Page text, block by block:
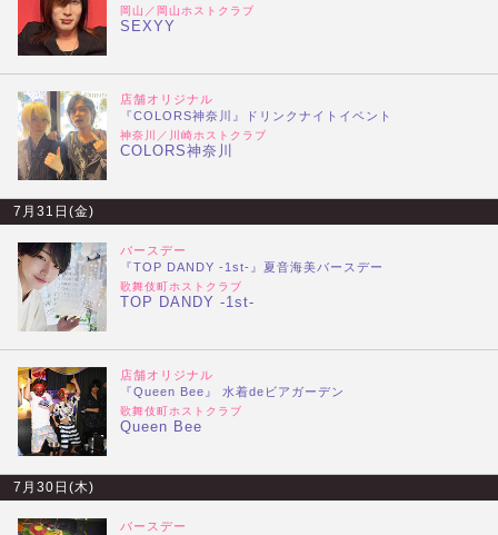
岡山／岡山ホストクラブ
SEXYY
店舗オリジナル
『COLORS神奈川』ドリンクナイトイベント
神奈川／川崎ホストクラブ
COLORS神奈川
7月31日(金)
バースデー
『TOP DANDY -1st-』夏音海美バースデー
歌舞伎町ホストクラブ
TOP DANDY -1st-
店舗オリジナル
『Queen Bee』 水着deビアガーデン
歌舞伎町ホストクラブ
Queen Bee
7月30日(木)
バースデー